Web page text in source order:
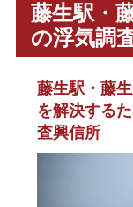
藤生駅・
の浮気調
藤生駅・藤
を解決する
査興信所